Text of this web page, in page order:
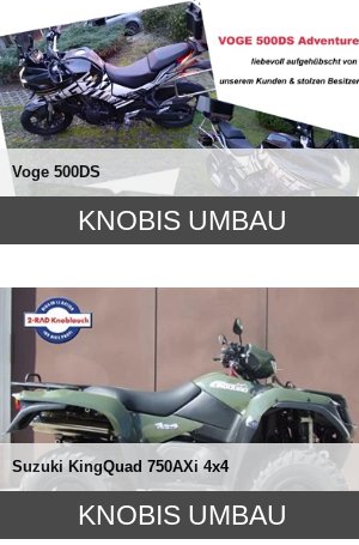
Voge 500DS
KNOBIS UMBAU
Suzuki KingQuad 750AXi 4x4
KNOBIS UMBAU